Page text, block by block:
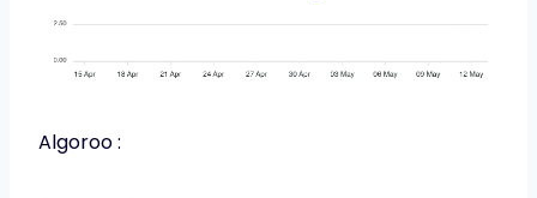
Algoroo :